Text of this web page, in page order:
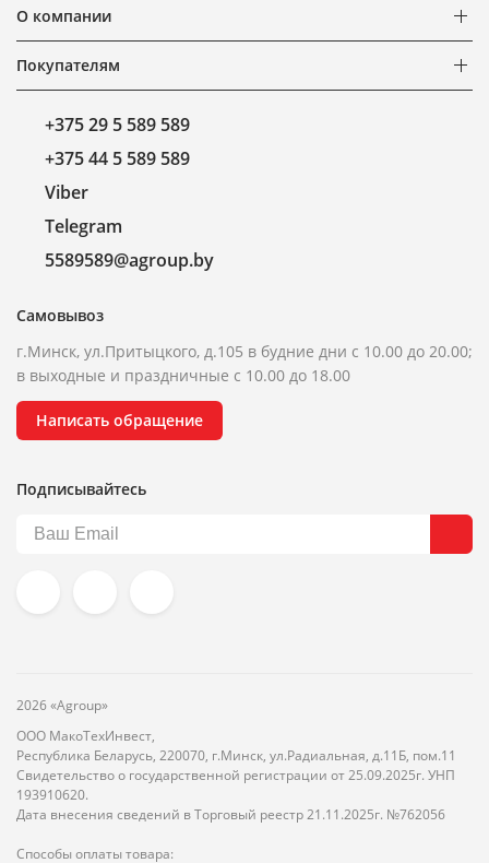
О компании
Покупателям
+375 29 5 589 589
+375 44 5 589 589
Viber
Telegram
5589589@agroup.by
Самовывоз
г.Минск, ул.Притыцкого, д.105 в будние дни с 10.00 до 20.00;
в выходные и праздничные с 10.00 до 18.00
Написать обращение
Подписывайтесь
2026 «Agroup»
ООО МакоТехИнвест,
Республика Беларусь, 220070, г.Минск, ул.Радиальная, д.11Б, пом.11
Свидетельство о государственной регистрации от 25.09.2025г. УНП
193910620.
Дата внесения сведений в Торговый реестр 21.11.2025г. №762056
Способы оплаты товара: